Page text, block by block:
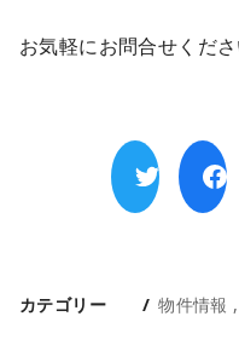
お気軽にお問合せくだ
カテゴリー 物件情報